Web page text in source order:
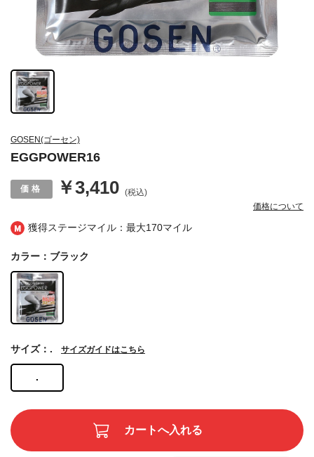
獲得ステージマイル：最大170マイル
GOSEN(ゴーセン)
EGGPOWER16
￥3,410 (税込)
価格について
カラー：ブラック
.
サイズ：. サイズガイドはこちら